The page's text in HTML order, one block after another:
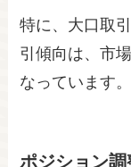
特に、大口取
引傾向は、市
なっています。
ポジション調